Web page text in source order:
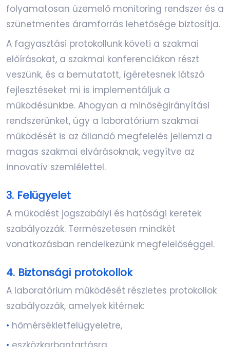
folyamatosan üzemelő monitoring rendszer és a
szünetmentes áramforrás lehetősége biztosítja.
A fagyasztási protokollunk követi a szakmai
előírásokat, a szakmai konferenciákon részt
veszünk, és a bemutatott, ígéretesnek látszó
fejlesztéseket mi is implementáljuk a
működésünkbe. Ahogyan a minőségirányítási
rendszerünket, úgy a laboratórium szakmai
működését is az állandó megfelelés jellemzi a
magas szakmai elvárásoknak, vegyítve az
innovatív szemlélettel.
3. Felügyelet
A működést jogszabályi és hatósági keretek
szabályozzák. Természetesen mindkét
vonatkozásban rendelkezünk megfelelőséggel.
4. Biztonsági protokollok
A laboratórium működését részletes protokollok
szabályozzák, amelyek kitérnek:
• hőmérsékletfelügyeletre,